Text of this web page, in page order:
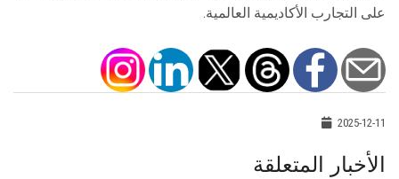
على التجارب الأكاديمية العالمية.
2025-12-11
الأخبار المتعلقة